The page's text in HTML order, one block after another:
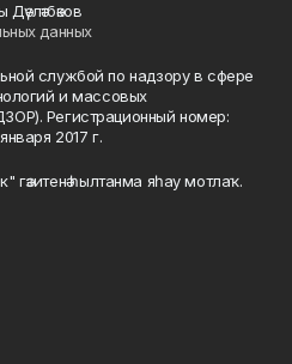
данных
службой по надзору в сфере
и массовых
Регистрационный номер:
2017 г.
гәзитенә һылтанма яһау мотлаҡ.